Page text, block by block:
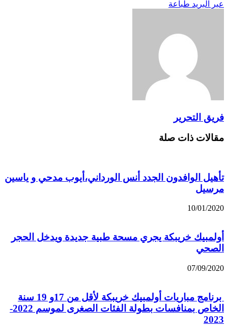
عبر البريد طباعة
فريق التحرير
مقالات ذات صلة
تأهيل الوافدون الجدد أنس الورداني،أيوب مدحي و ياسين
مرسيل
10/01/2020
أولمبيك خريبكة يجري مسحة طبية جديدة ويدخل الحجر
الصحي
07/09/2020
برنامج مباريات أولمبيك خريبكة لأقل من 17و 19 سنة
الخاص بمنافسات بطولة الفئات الصغرى لموسم 2022-
2023